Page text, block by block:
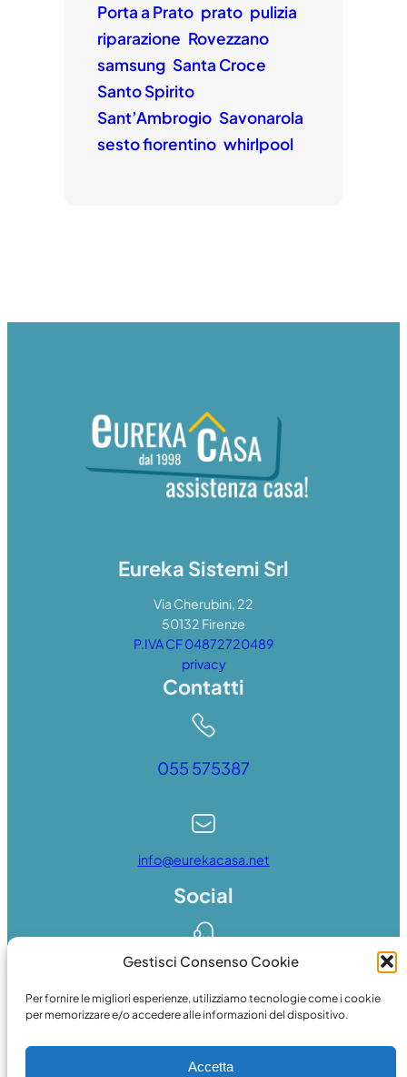
Gestisci Consenso Cookie
Per fornire le migliori esperienze, utilizziamo tecnologie come i cookie
per memorizzare e/o accedere alle informazioni del dispositivo.
Accetta
Porta a Prato prato pulizia
riparazione Rovezzano
samsung Santa Croce
Santo Spirito
Sant’Ambrogio Savonarola
sesto fiorentino whirlpool
Eureka Sistemi Srl
Via Cherubini, 22
50132 Firenze
P.IVA CF 04872720489
privacy
Contatti
055 575387
info@eurekacasa.net
Social